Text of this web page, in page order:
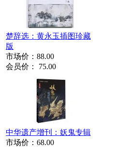
楚辞选：黄永玉插图珍藏
版
市场价： 88.00
会员价： 75.00
中华遗产增刊：妖鬼专辑
市场价： 68.00